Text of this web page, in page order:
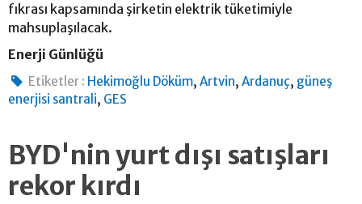
fıkrası kapsamında şirketin elektrik tüketimiyle
mahsuplaşılacak.
Enerji Günlüğü
Etiketler : Hekimoğlu Döküm,Artvin,Ardanuç, güneş
enerjisi santrali, GES
BYD'nin yurt dışı satışları
rekor kırdı